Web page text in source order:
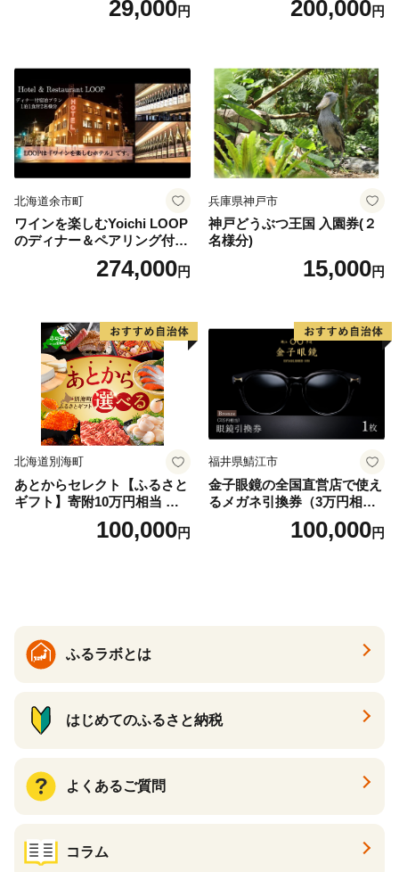
りばすぐ 石川県 小松市
29,000円 200,000円
北海道余市町
ワインを楽しむYoichi LOOP
のディナー＆ペアリング付宿
泊プラン＜デラックスツイン
274,000円
兵庫県神戸市
神戸どうぶつ王国 入園券(２
名様分)
15,000円
北海道別海町
あとからセレクト【ふるさと
ギフト】寄附10万円相当 あ
とから選べる！ ギフト いく
ら ほたて 海鮮 牛肉 別海町
ギフト ふるさと納税 ）
100,000円
福井県鯖江市
金子眼鏡の全国直営店で使え
るメガネ引換券（3万円相
100,000円
ふるラボとは
はじめてのふるさと納税
よくあるご質問
コラム